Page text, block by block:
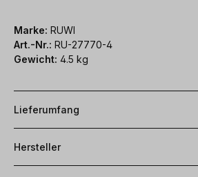
Marke: RUWI
Art.-Nr.: RU-27770-4
Gewicht: 4.5 kg
Lieferumfang
Hersteller